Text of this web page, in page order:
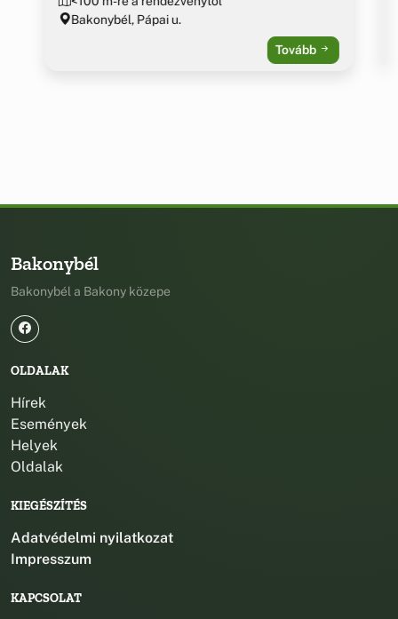
Bakonybél, Pápai u.
Tovább
Bakonybél
Bakonybél a Bakony közepe
OLDALAK
Hírek
Események
Helyek
Oldalak
KIEGÉSZÍTÉS
Adatvédelmi nyilatkozat
Impresszum
KAPCSOLAT